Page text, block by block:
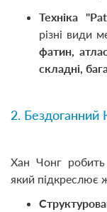
Техніка
різні види
фатин,
складні,
2. Бездоганний
Хан Чонг робить
який підкреслює